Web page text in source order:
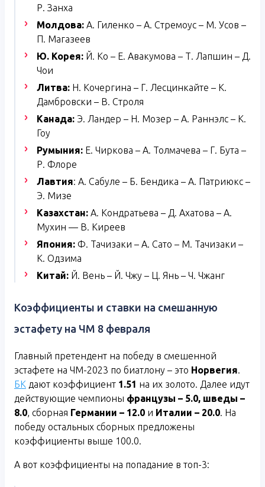
Р. Занха
Молдова: А. Гиленко – А. Стремоус – М. Усов –
П. Магазеев
Ю. Корея: Й. Ко – Е. Авакумова – Т. Лапшин – Д.
Чои
Литва: Н. Кочергина – Г. Лесцинкайте – К.
Дамбровски – В. Строля
Канада: Э. Ландер – Н. Мозер – А. Раннэлс – К.
Гоу
Румыния: Е. Чиркова – А. Толмачева – Г. Бута –
Р. Флоре
Лавтия: А. Сабуле – Б. Бендика – А. Патриюкс –
Э. Мизе
Казахстан: А. Кондратьева – Д. Ахатова – А.
Мухин — В. Киреев
Япония: Ф. Тачизаки – А. Сато – М. Тачизаки –
К. Одзима
Китай: Й. Вень – Й. Чжу – Ц. Янь – Ч. Чжанг
Коэффициенты и ставки на смешанную
эстафету на ЧМ 8 февраля
Главный претендент на победу в смешенной
эстафете на ЧМ-2023 по биатлону – это Норвегия.
БК дают коэффициент 1.51 на их золото. Далее идут
действующие чемпионы французы – 5.0, шведы –
8.0, сборная Германии – 12.0 и Италии – 20.0. На
победу остальных сборных предложены
коэффициенты выше 100.0.
А вот коэффициенты на попадание в топ-3: